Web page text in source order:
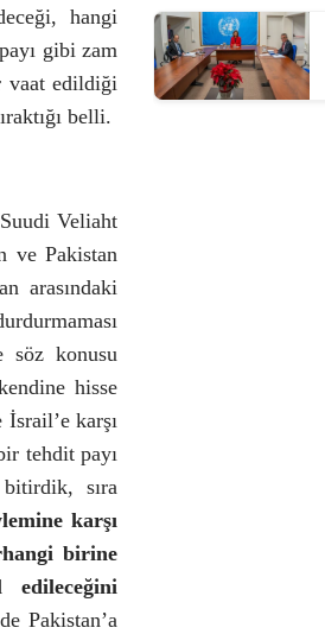
hangi
gibi zam
vaat edildiği
belli.
Veliaht
ve Pakistan
arasındaki
söz konusu
hisse
karşı
tehdit payı
sıra
karşı
birine
edileceğini
Pakistan’a